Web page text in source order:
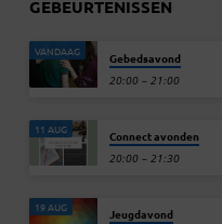
GEBEURTENISSEN
VANDAAG Gebedsavond
20:00 – 21:00
11 AUG Connect avonden
20:00 – 21:30
19 AUG Jeugdavond